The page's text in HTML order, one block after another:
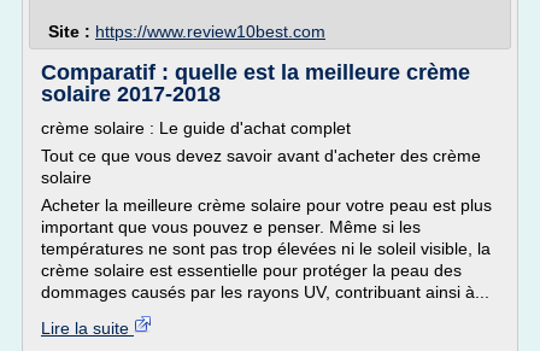
Site : https://www.review10best.com
Comparatif : quelle est la meilleure crème
solaire 2017-2018
crème solaire : Le guide d'achat complet
Tout ce que vous devez savoir avant d'acheter des crème
solaire
Acheter la meilleure crème solaire pour votre peau est plus
important que vous pouvez e penser. Même si les
températures ne sont pas trop élevées ni le soleil visible, la
crème solaire est essentielle pour protéger la peau des
dommages causés par les rayons UV, contribuant ainsi à...
Lire la suite